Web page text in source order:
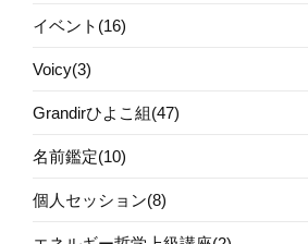
イベント(16)
Voicy(3)
Grandirひよこ組(47)
名前鑑定(10)
個人セッション(8)